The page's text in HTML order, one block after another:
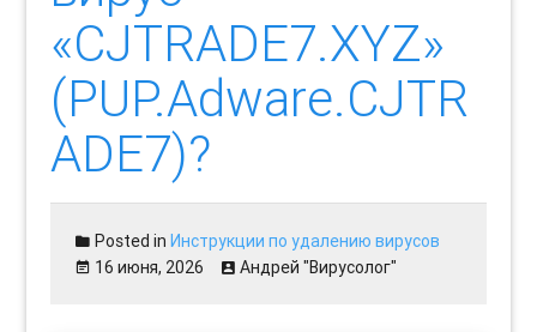
«CJTRADE7.XYZ»
(PUP.Adware.CJTR
ADE7)?
Posted inИнструкции по удалению вирусов
16 июня, 2026
Андрей "Вирусолог"